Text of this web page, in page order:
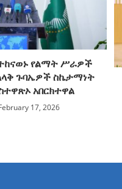
የልማት ሥራዎች
ጉባኤዎች ስኬታማነት
አበርክተዋል
17, 2026